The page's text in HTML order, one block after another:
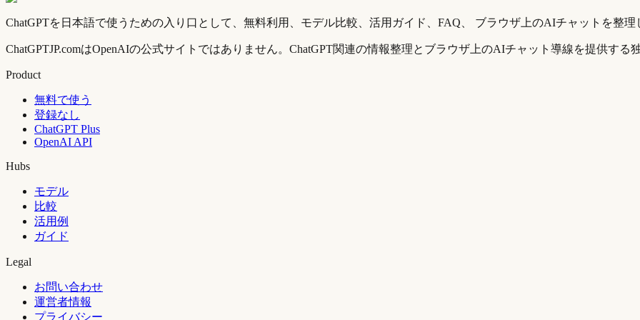
ChatGPTを日本語で使うための入り口として、無料利用、モデル比較、活用ガイド、FAQ、 ブラウザ上のAIチャットを整理
ChatGPTJP.comはOpenAIの公式サイトではありません。ChatGPT関連の情報整理とブラウザ上のAIチャット導線を提供する
Product
無料で使う
登録なし
ChatGPT Plus
OpenAI API
Hubs
モデル
比較
活用例
ガイド
Legal
お問い合わせ
運営者情報
プライバシー